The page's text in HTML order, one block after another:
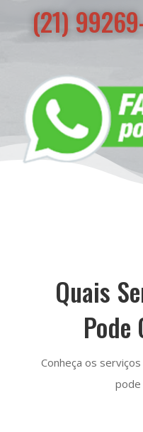
(21)
Quais
Pode
Conheça os